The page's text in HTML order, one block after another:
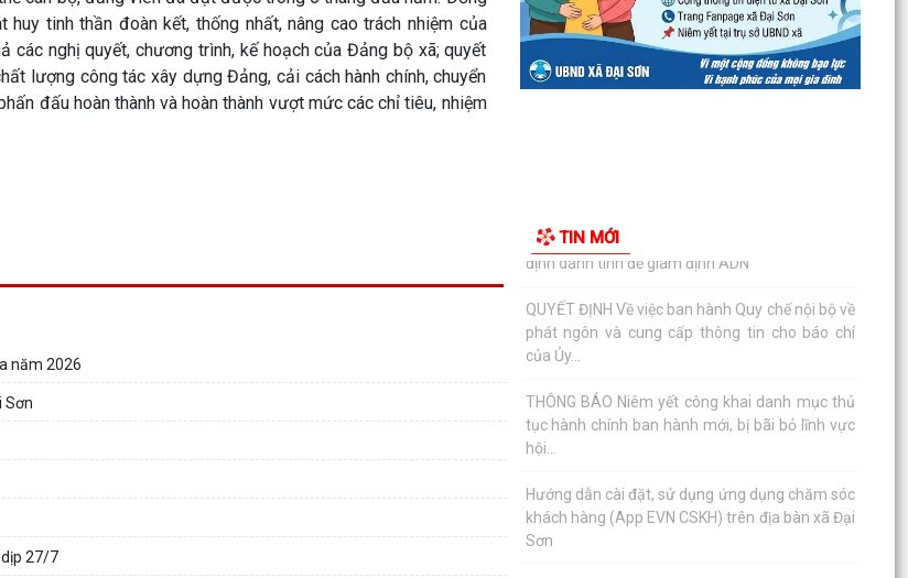
tinh thần đoàn kết, thống nhất, nâng cao trách nhiệm của
nghị quyết, chương trình, kế hoạch của Đảng bộ xã; quyết
lượng công tác xây dựng Đảng, cải cách hành chính, chuyển
đấu hoàn thành và hoàn thành vượt mức các chỉ tiêu, nhiệm
năm 2026
Sơn
27/7
TIN MỚI
XÃ ĐẠI SƠN TRIỂN KHAI CHIẾN DỊCH 90 NGÀY
LÀM SẠCH, LÀM GIÀU, CHUẨN HÓA DỮ LIỆU Y
TẾ – NGƯỜI DÂN CẦN...
của Ủy...
tục hành chính ban hành mới, bị bãi bỏ lĩnh vực
hội...
khách hàng (App EVN CSKH) trên địa bàn xã Đại
Sơn
giao thông và chấm dứt họp chợ tự phát tại
thôn Kỳ Sơn